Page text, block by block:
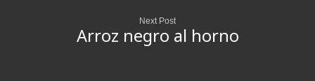
Next Post
Arroz negro al horno